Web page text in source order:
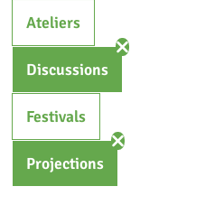
Ateliers
Discussions
Festivals
Projections